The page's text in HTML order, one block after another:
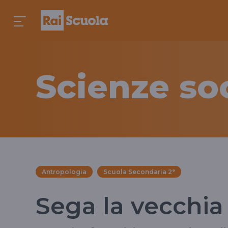
Scienze
Antropologia Scuola Secondaria 2°
Sega la vecchia